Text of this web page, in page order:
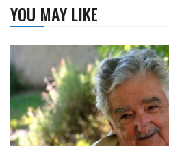
YOU MAY LIKE